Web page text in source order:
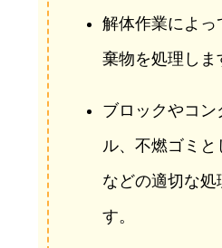
解体作業によ
棄物を処理しま
ブロックやコン
ル、不燃ゴミと
などの適切な処
す。